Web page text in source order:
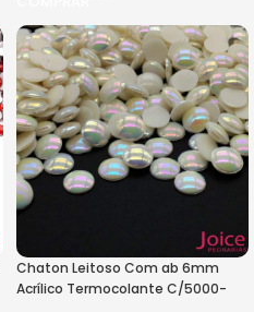
Chaton Leitoso Com ab 6mm
Acrílico Termocolante C/5000-